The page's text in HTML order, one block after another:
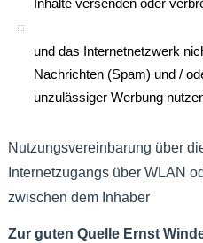
Inhalte versenden oder
und das Internetnetzwerk
Nachrichten (Spam) und /
unzulässiger Werbung
Nutzungsvereinbarung über
Internetzugangs über WLAN
zwischen dem Inhaber
Zur guten Quelle Ernst